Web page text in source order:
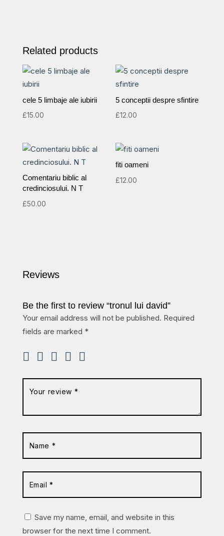
Related products
cele 5 limbaje ale iubirii
£15.00
5 conceptii despre sfintire
£12.00
Comentariu biblic al
credinciosului. N T
£50.00
fiti oameni
£12.00
Reviews
Be the first to review “tronul lui david”
Your email address will not be published. Required
fields are marked *
Save my name, email, and website in this
browser for the next time I comment.